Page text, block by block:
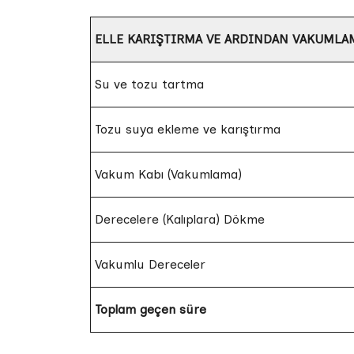
ELLE KARIŞTIRMA VE ARDINDAN
Su ve tozu tartma
Tozu suya ekleme ve karıştırma
Vakum Kabı (Vakumlama)
Derecelere (Kalıplara) Dökme
Vakumlu Dereceler
Toplam geçen süre